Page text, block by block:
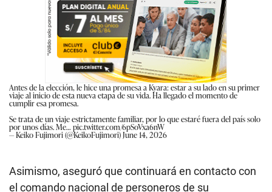
Antes de la elección, le hice una promesa a Kyara: estar a su lado en su primer
viaje al inicio de esta nueva etapa de su vida. Ha llegado el momento de
cumplir esa promesa.
Se trata de un viaje estrictamente familiar, por lo que estaré fuera del país solo
por unos días. Me… pic.twitter.com/6pSoVxa6nW
— Keiko Fujimori (@KeikoFujimori)June 14, 2026
Asimismo, aseguró que continuará en contacto con
el comando nacional de personeros de su